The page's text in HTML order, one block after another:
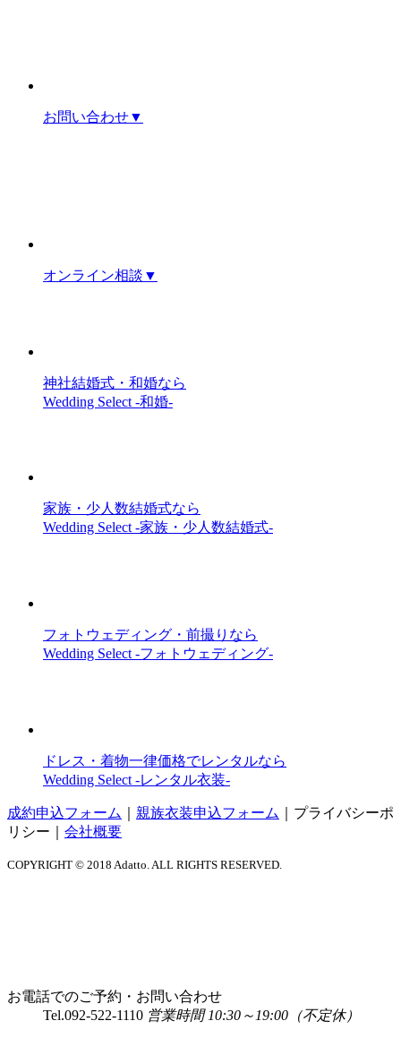
お問い合わせ▼
オンライン相談 ▼
神社結婚式・和婚なら
Wedding Select -和婚-
家族・少人数結婚式なら
Wedding Select -家族・少人数結婚式-
フォトウェディング・前撮りなら
Wedding Select -フォトウェディング-
ドレス・着物一律価格でレンタルなら
Wedding Select -レンタル衣装-
成約申込フォーム 親族衣装申込フォーム
プライバシーポ
リシー
会社概要
COPYRIGHT © 2018 Adatto. ALL RIGHTS RESERVED.
お電話でのご予約・お問い合わせ
Tel.092-522-1110 営業時間 10:30～19:00（不定休）